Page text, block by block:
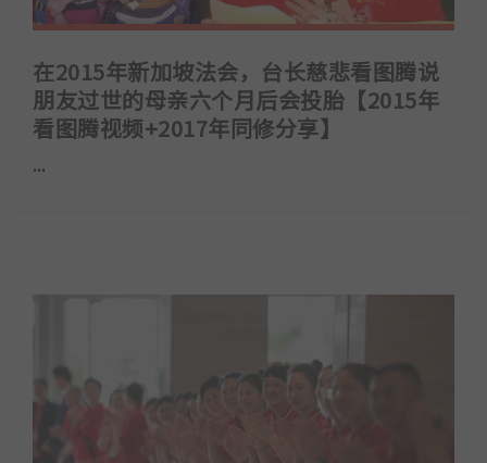
在2015年新加坡法会，台长慈悲看图腾说
朋友过世的母亲六个月后会投胎【2015年
看图腾视频+2017年同修分享】
...